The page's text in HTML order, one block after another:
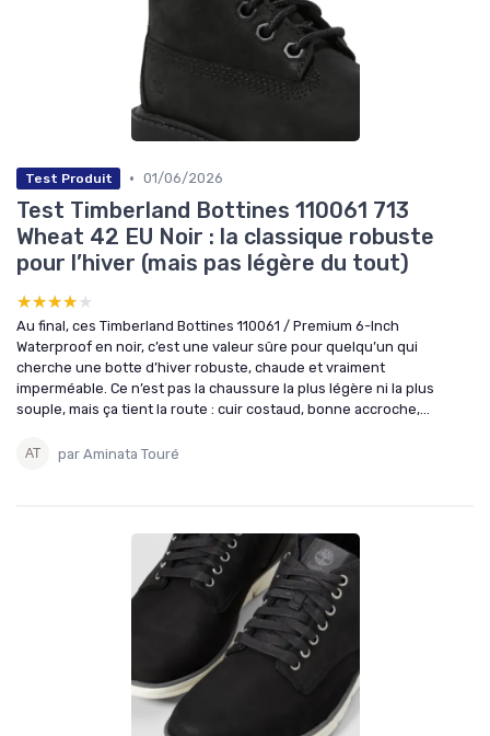
Test Produit • 01/06/2026
Test Timberland Bottines 110061 713
Wheat 42 EU Noir : la classique robuste
pour l’hiver (mais pas légère du tout)
★★★★★
★★★★★
Au final, ces Timberland Bottines 110061 / Premium 6-Inch
Waterproof en noir, c’est une valeur sûre pour quelqu’un qui
cherche une botte d’hiver robuste, chaude et vraiment
imperméable. Ce n’est pas la chaussure la plus légère ni la plus
souple, mais ça tient la route : cuir costaud, bonne accroche,...
par Aminata Touré